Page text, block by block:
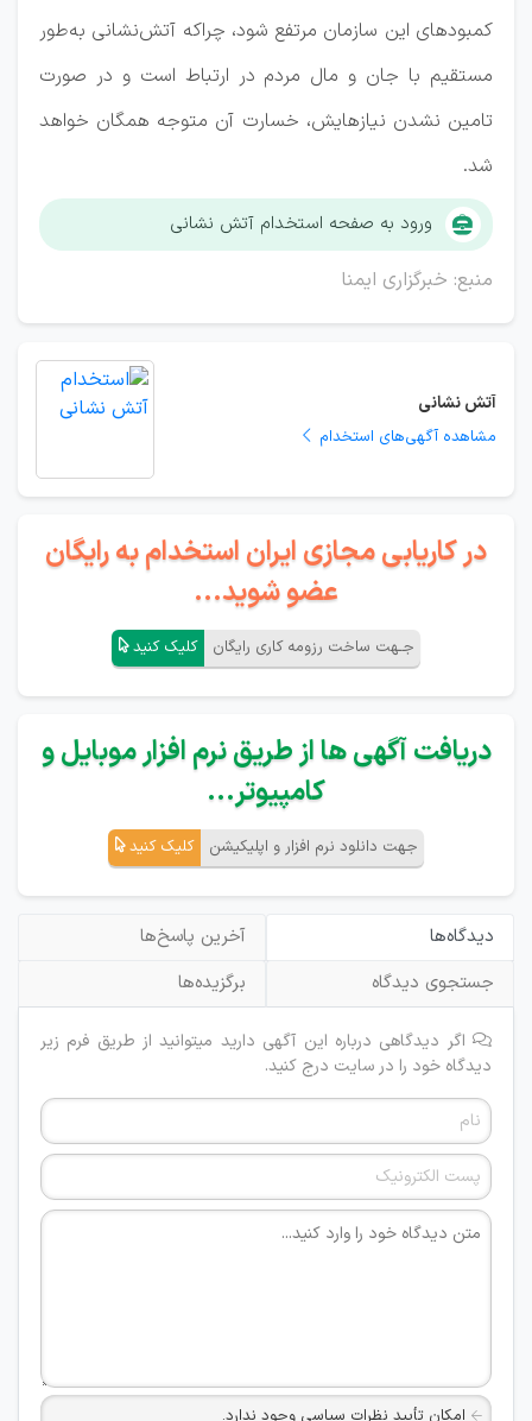
کمبودهای این سازمان مرتفع شود، چراکه آتش‌نشانی به‌طور
مستقیم با جان و مال مردم در ارتباط است و در صورت
تامین نشدن نیازهایش، خسارت آن متوجه همگان خواهد
شد.
ورود به صفحه استخدام آتش نشانی
منبع: خبرگزاری ایمنا
آتش نشانی
مشاهده آگهی‌های استخدام
در کاریابی مجازی ایران استخدام به رایگان
عضو شوید...
جـهت ساخت رزومه کاری رایگان کلیک کنید
دریافت آگهی ها از طریق نرم افزار موبایل و
کامپیوتر...
جهت دانلود نرم افزار و اپلیکیشن کلیک کنید
دیدگاه‌ها
آخرین پاسخ‌ها
جستجوی دیدگاه
برگزیده‌ها
اگر دیدگاهی درباره این آگهی دارید میتوانید از طریق فرم زیر
دیدگاه خود را در سایت درج کنید.
امکان تأیید نظرات سیاسی وجود ندارد.